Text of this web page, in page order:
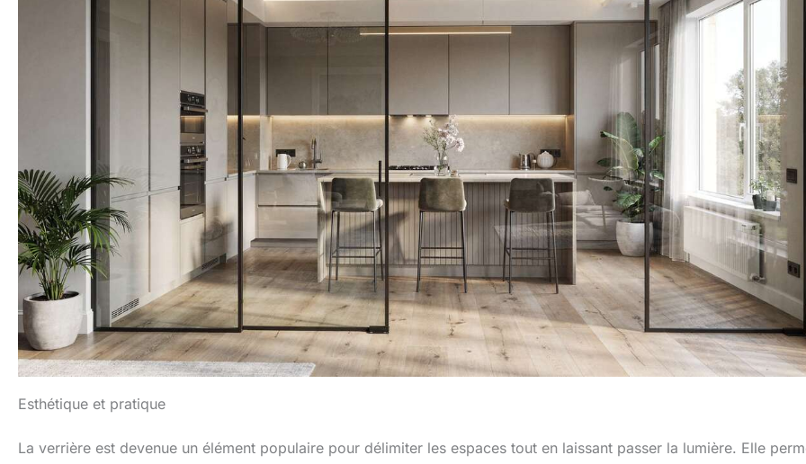
Esthétique et pratique
La verrière est devenue un élément populaire pour délimiter les espaces tout en laissant passer la lumière. Elle